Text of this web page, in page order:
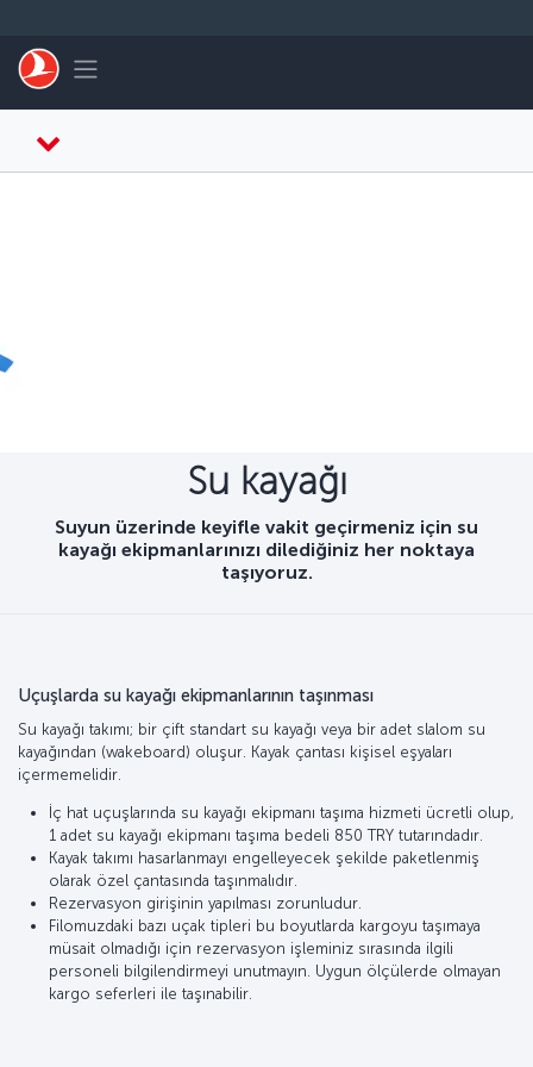
Toggle navigation
Su kayağı
Suyun üzerinde keyifle vakit geçirmeniz için su
kayağı ekipmanlarınızı dilediğiniz her noktaya
taşıyoruz.
Uçuşlarda su kayağı ekipmanlarının taşınması
Su kayağı takımı; bir çift standart su kayağı veya bir adet slalom su
kayağından (wakeboard) oluşur. Kayak çantası kişisel eşyaları
içermemelidir.
İç hat uçuşlarında su kayağı ekipmanı taşıma hizmeti ücretli olup,
1 adet su kayağı ekipmanı taşıma bedeli 850 TRY tutarındadır.
Kayak takımı hasarlanmayı engelleyecek şekilde paketlenmiş
olarak özel çantasında taşınmalıdır.
Rezervasyon girişinin yapılması zorunludur.
Filomuzdaki bazı uçak tipleri bu boyutlarda kargoyu taşımaya
müsait olmadığı için rezervasyon işleminiz sırasında ilgili
personeli bilgilendirmeyi unutmayın. Uygun ölçülerde olmayan
kargo seferleri ile taşınabilir.